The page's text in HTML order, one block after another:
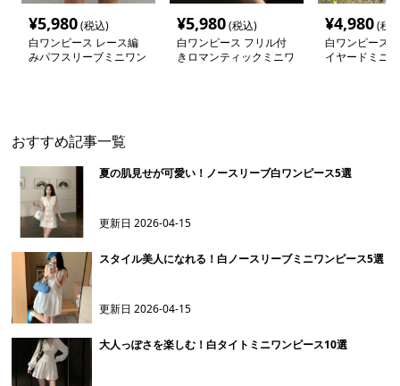
¥5,980(税込)
白ワンピース レース編
みパフスリーブミニワン
¥5,980(税込)
白ワンピース フリル付
きロマンティックミニワ
¥4,980(税
白ワンピース
イヤードミニ
おすすめ記事一覧
夏の肌見せが可愛い！ノースリーブ白ワンピース5選
更新日2026-04-15
スタイル美人になれる！白ノースリーブミニワンピース5選
更新日2026-04-15
大人っぽさを楽しむ！白タイトミニワンピース10選